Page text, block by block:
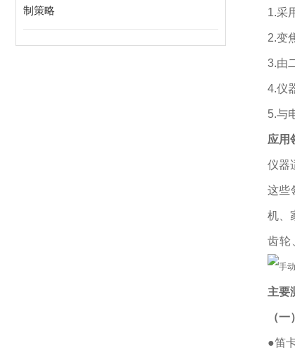
制策略
1.采
2.变
3.由
4.仪
5.与
应用
仪器
这些
机、
齿轮
主要
（
●笛